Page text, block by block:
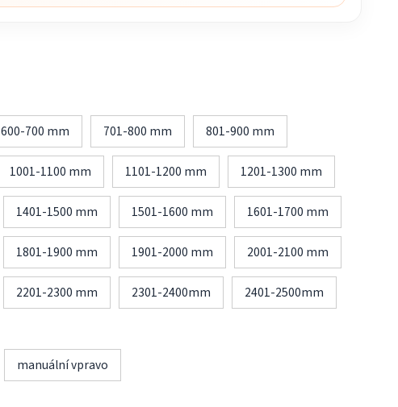
600-700 mm 701-800 mm 801-900 mm
1001-1100 mm 1101-1200 mm 1201-1300 mm
1401-1500 mm 1501-1600 mm 1601-1700 mm
1801-1900 mm 1901-2000 mm 2001-2100 mm
2201-2300 mm 2301-2400mm 2401-2500mm
manuální vpravo